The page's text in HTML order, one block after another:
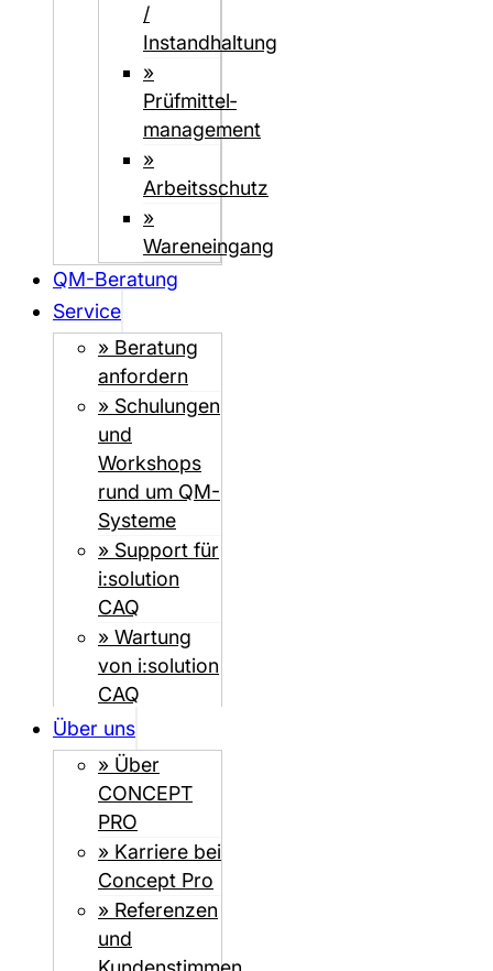
/
Instandhaltung
»
Prüfmittel­­
management
»
Arbeitsschutz
»
Wareneingang
QM-Beratung
Service
» Beratung
anfordern
» Schulungen
und
Workshops
rund um QM-
Systeme
» Support für
i:solution
CAQ
» Wartung
von i:solution
CAQ
Über uns
» Über
CONCEPT
PRO
» Karriere bei
Concept Pro
» Referenzen
und